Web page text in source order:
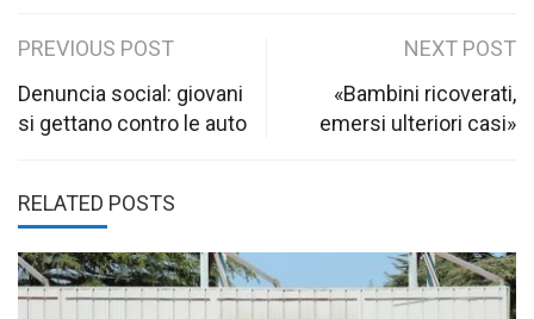
Post
navigation
PREVIOUS POST
Denuncia social: giovani
si gettano contro le auto
NEXT POST
«Bambini ricoverati,
emersi ulteriori casi»
RELATED POSTS